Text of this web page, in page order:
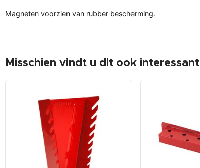
Magneten voorzien van rubber bescherming.
Misschien vindt u dit ook interessant